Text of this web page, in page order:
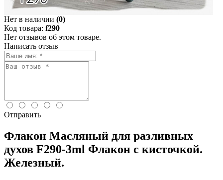
Нет в наличии (0)
Код товара: f290
Нет отзывов об этом товаре.
Написать отзыв
Отправить
Флакон Масляный для разливных
духов F290-3ml Флакон с кисточкой.
Железный.